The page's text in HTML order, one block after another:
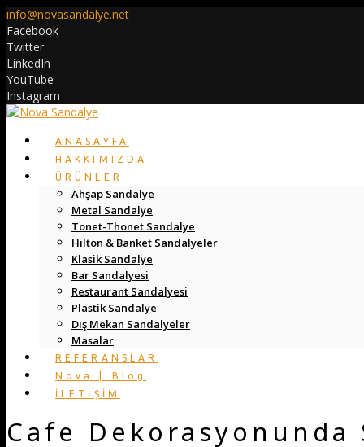
info@novasandalye.net
Facebook
Twitter
LinkedIn
YouTube
Instagram
ANASAYFA
HAKKIMIZDA
ÜRÜNLER
Ahşap Sandalye
Metal Sandalye
Tonet-Thonet Sandalye
Hilton & Banket Sandalyeler
Klasik Sandalye
Bar Sandalyesi
Restaurant Sandalyesi
Plastik Sandalye
Dış Mekan Sandalyeler
Masalar
REFERANSLAR
Nova | Blog
İLETİŞİM
Cafe Dekorasyonunda